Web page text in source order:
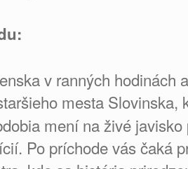
v ranných hodinách
mesta Slovinska,
mení na živé
Po príchode vás čaká